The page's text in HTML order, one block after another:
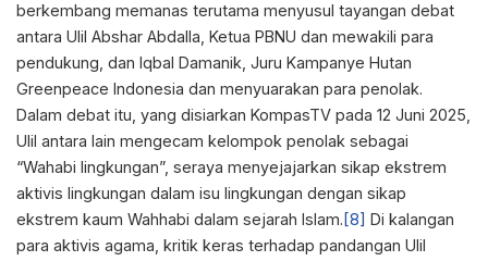
berkembang memanas terutama menyusul tayangan debat
antara Ulil Abshar Abdalla, Ketua PBNU dan mewakili para
pendukung, dan Iqbal Damanik, Juru Kampanye Hutan
Greenpeace Indonesia dan menyuarakan para penolak.
Dalam debat itu, yang disiarkan KompasTV pada 12 Juni 2025,
Ulil antara lain mengecam kelompok penolak sebagai
“Wahabi lingkungan”, seraya menyejajarkan sikap ekstrem
aktivis lingkungan dalam isu lingkungan dengan sikap
ekstrem kaum Wahhabi dalam sejarah Islam. [8] Di kalangan
para aktivis agama, kritik keras terhadap pandangan Ulil